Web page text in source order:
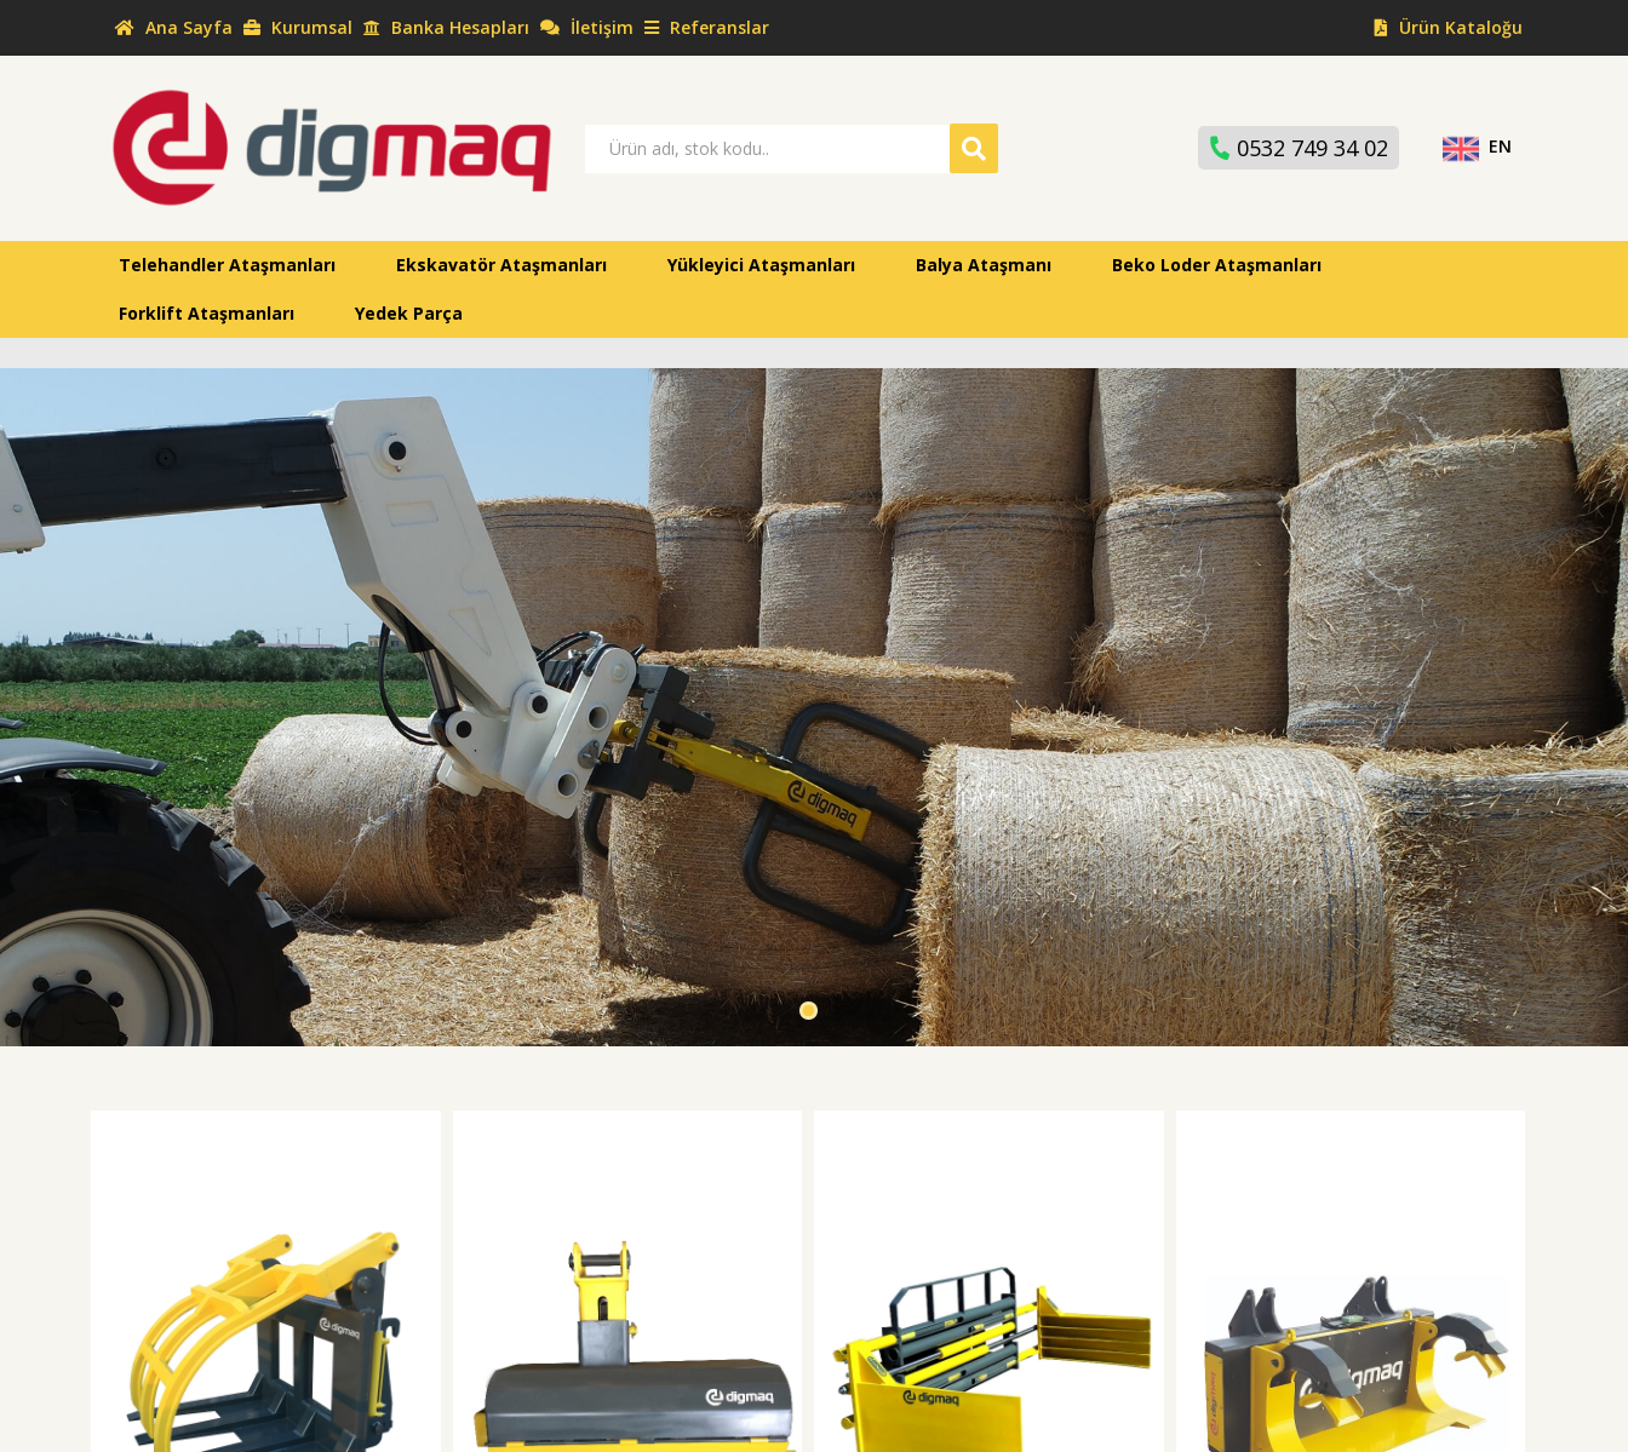
Ana Sayfa Kurumsal Banka Hesapları İletişim Referanslar Ürün Kataloğu
0532 749 34 02 EN
Telehandler Ataşmanları Ekskavatör Ataşmanları Yükleyici Ataşmanları Balya Ataşmanı Beko Loder Ataşmanları
Forklift Ataşmanları Yedek Parça